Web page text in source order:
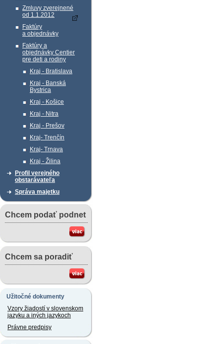
Zmluvy zverejnené
od 1.1.2012
Faktúry
a objednávky
Faktúry a
objednávky Centier
pre deti a rodiny
Kraj - Bratislava
Kraj - Banská
Bystrica
Kraj - Košice
Kraj - Nitra
Kraj - Prešov
Kraj- Trenčín
Kraj- Trnava
Kraj - Žilina
Profil verejného
obstarávateľa
Správa majetku
Chcem podať podnet
Chcem sa poradiť
Užitočné dokumenty
Vzory žiadostí v slovenskom
jazyku a iných jazykoch
Právne predpisy